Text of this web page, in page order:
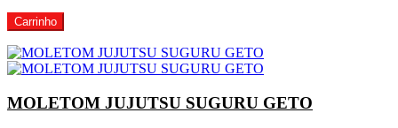
Carrinho
MOLETOM JUJUTSU SUGURU GETO